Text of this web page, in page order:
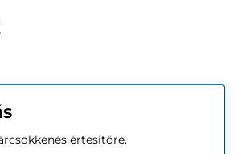
értesítőre.